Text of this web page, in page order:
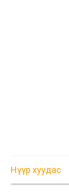
Нүүр хуудас